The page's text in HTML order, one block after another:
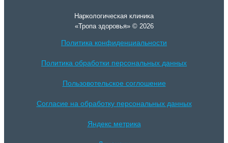
Наркологическая клиника
«Тропа здоровья» © 2026
Политика конфиденциальности
Политика обработки персональных данных
Пользовотельское соглошение
Согласие на обработку персональных данных
Яндекс метрика